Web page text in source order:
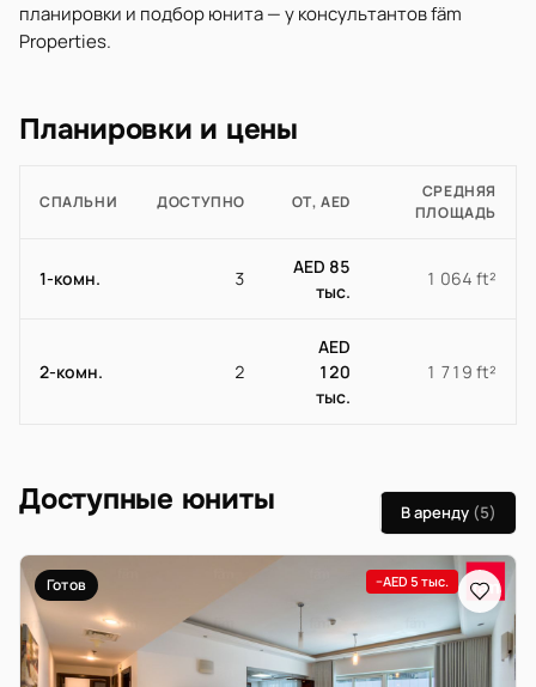
планировки и подбор юнита — у консультантов fäm
Properties.
Планировки и цены
СПАЛЬНИ ДОСТУПНО ОТ, AED
СРЕДНЯЯ
ПЛОЩАДЬ
1-комн. 3
AED 85
тыс.
1 064 ft²
2-комн. 2
AED
120
тыс.
1 719 ft²
Доступные юниты В аренду (5)
Готов −AED 5 тыс.